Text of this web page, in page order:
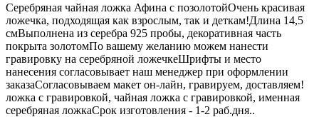
Серебряная чайная ложка Афина с позолотойОчень красивая
ложечка, подходящая как взрослым, так и деткам!Длина 14,5
смВыполнена из серебра 925 пробы, декоративная часть
покрыта золотомПо вашему желанию можем нанести
гравировку на серебряной ложечкеШрифты и место
нанесения согласовывает наш менеджер при оформлении
заказаСогласовываем макет он-лайн, гравируем, доставляем!
ложка с гравировкой, чайная ложка с гравировкой, именная
серебряная ложкаСрок изготовления - 1-2 раб.дня..